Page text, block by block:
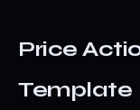
Price
Template